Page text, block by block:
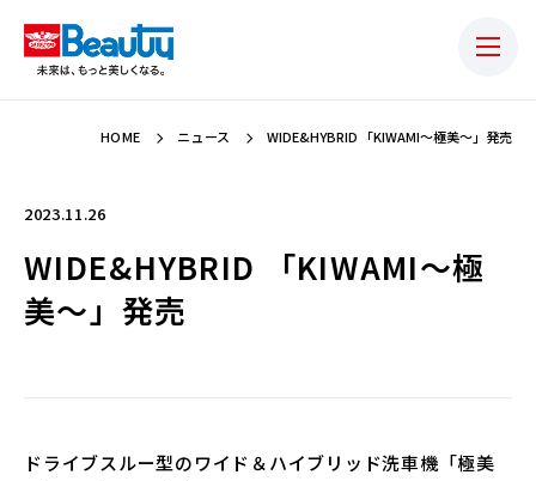
HOME ニュース WIDE&HYBRID 「KIWAMI～極美～」発売
2023.11.26
WIDE&HYBRID 「KIWAMI～極
美～」発売
ドライブスルー型のワイド＆ハイブリッド洗車機「極美